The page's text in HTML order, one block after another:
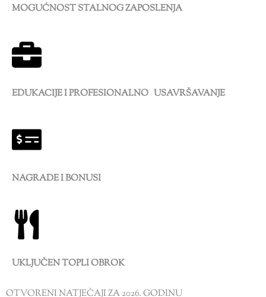
MOGUĆNOST STALNOG ZAPOSLENJA
EDUKACIJE I PROFESIONALNO USAVRŠAVANJE
NAGRADE I BONUSI
UKLJUČEN TOPLI OBROK
OTVORENI NATJEČAJI ZA 2026. GODINU